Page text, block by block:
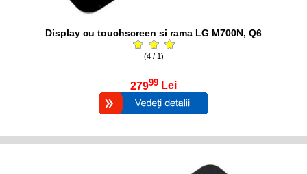
Display cu touchscreen si rama LG M700N, Q6
(4 / 1)
27999 Lei